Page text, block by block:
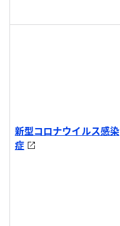
新型コロナウイルス感染
症